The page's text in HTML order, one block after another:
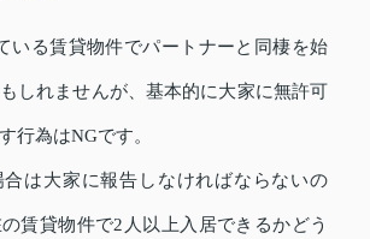
いる賃貸物件でパートナーと同棲を始
しれませんが、基本的に大家に無許可
行為はNGです。
合は大家に報告しなければならないの
賃貸物件で2人以上入居できるかどう